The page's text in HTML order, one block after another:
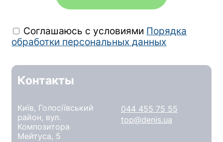
Соглашаюсь с условиями Порядка
обработки персональных данных
Контакты
Київ, Голосіївський
район, вул.
Композитора
Мейтуса, 5
044 455 75 55
top@denis.ua